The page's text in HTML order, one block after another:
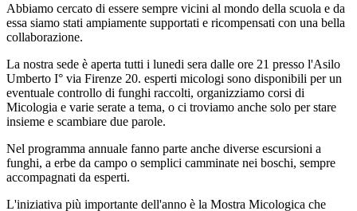
Abbiamo cercato di essere sempre vicini al mondo della scuola e da
essa siamo stati ampiamente supportati e ricompensati con una bella
collaborazione.
La nostra sede è aperta tutti i lunedi sera dalle ore 21 presso l'Asilo
Umberto I° via Firenze 20. esperti micologi sono disponibili per un
eventuale controllo di funghi raccolti, organizziamo corsi di
Micologia e varie serate a tema, o ci troviamo anche solo per stare
insieme e scambiare due parole.
Nel programma annuale fanno parte anche diverse escursioni a
funghi, a erbe da campo o semplici camminate nei boschi, sempre
accompagnati da esperti.
L'iniziativa più importante dell'anno è la Mostra Micologica che